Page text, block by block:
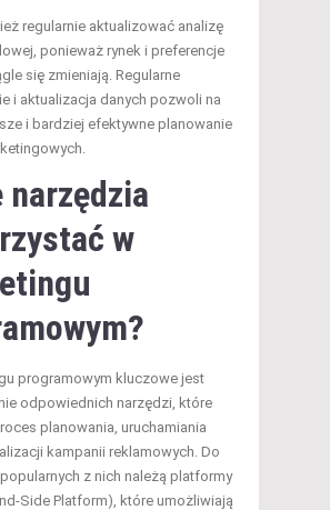
regularnie aktualizować analizę
ponieważ rynek i preferencje
się zmieniają. Regularne
i aktualizacja danych pozwoli na
i bardziej efektywne planowanie
narzędzia
w
programowym kluczowe jest
odpowiednich narzędzi, które
planowania, uruchamiania
kampanii reklamowych. Do
z nich należą platformy
Side Platform), które umożliwiają